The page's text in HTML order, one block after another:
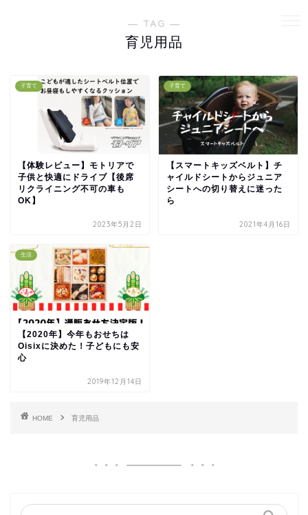
― TAG ―
育児用品
子育て
【体験レビュー】モトリアで
子供と快適にドライブ【後席
リクライニング不可の車も
OK】
2023年5月2日
子育て
【スマートキッズベルト】チ
ャイルドシートからジュニア
シートへの切り替えに迷った
ら
2021年4月16日
生活
【2020年】今年もおせちは
Oisixに決めた！子どもにも安
心
2019年12月14日
HOME 育児用品